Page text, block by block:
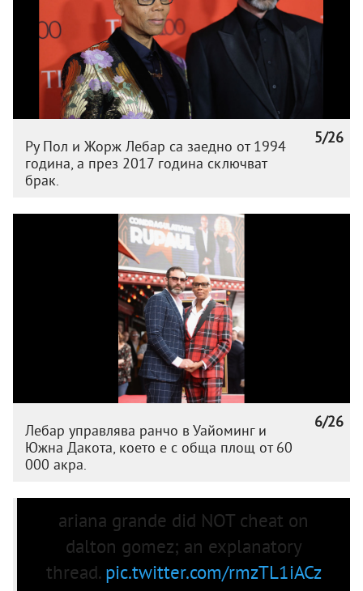
5/26
Ру Пол и Жорж Лебар са заедно от 1994
година, а през 2017 година сключват
брак.
6/26
Лебар управлява ранчо в Уайоминг и
Южна Дакота, което е с обща площ от 60
000 акра.
ariana grande did NOT cheat on
dalton gomez; an explanatory
thread. pic.twitter.com/rmzTL1iACz